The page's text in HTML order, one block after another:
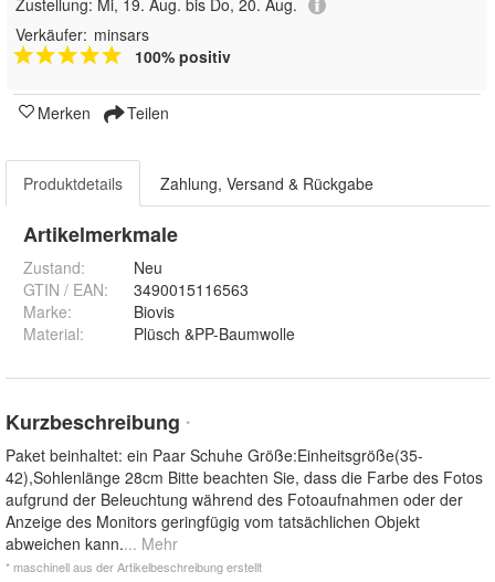
Zustellung: Mi, 19. Aug. bis Do, 20. Aug.
Verkäufer: minsars
100% positiv
Merken Teilen
Produktdetails Zahlung, Versand & Rückgabe
Artikelmerkmale
Zustand:
Neu
GTIN / EAN:
3490015116563
Marke:
Biovis
Material: Plüsch &PP-Baumwolle
Kurzbeschreibung *
Paket beinhaltet: ein Paar Schuhe Größe:Einheitsgröße(35-
42),Sohlenlänge 28cm Bitte beachten Sie, dass die Farbe des Fotos
aufgrund der Beleuchtung während des Fotoaufnahmen oder der
Anzeige des Monitors geringfügig vom tatsächlichen Objekt
abweichen kann.... Mehr
* maschinell aus der Artikelbeschreibung erstellt